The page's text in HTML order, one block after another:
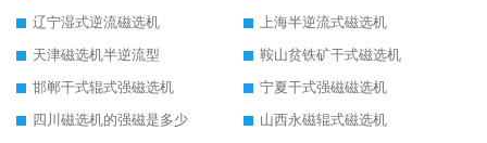
辽宁湿式逆流磁选机
上海半逆流式磁选机
天津磁选机半逆流型
鞍山贫铁矿干式磁选机
邯郸干式辊式强磁选机
宁夏干式强磁磁选机
四川磁选机的强磁是多少
山西永磁辊式磁选机